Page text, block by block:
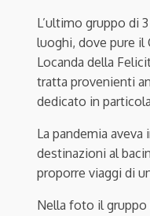
L’ultimo gruppo di
luoghi, dove pure il
Locanda della
tratta provenienti
dedicato in
La pandemia
destinazioni al
proporre viaggi di
Nella foto il gruppo